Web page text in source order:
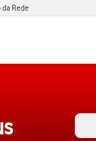
da Rede